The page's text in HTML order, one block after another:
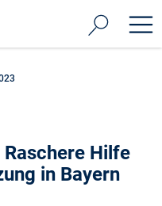
Hilfe
in Bayern